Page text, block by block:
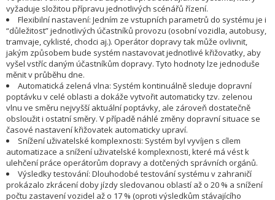
vyžaduje složitou přípravu jednotlivých scénářů řízení.
Flexibilní nastavení: Jedním ze vstupních parametrů do systému je i
“důležitost” jednotlivých účastníků provozu (osobní vozidla, autobusy,
tramvaje, cyklisté, chodci aj.). Operátor dopravy tak může ovlivnit,
jakým způsobem bude systém nastavovat jednotlivé křižovatky, aby
vyšel vstříc daným účastníkům dopravy. Tyto hodnoty lze jednoduše
měnit v průběhu dne.
Automatická zelená vlna: Systém kontinuálně sleduje dopravní
poptávku v celé oblasti a dokáže vytvořit automaticky tzv. zelenou
vlnu ve směru nejvyšší aktuální poptávky, ale zároveň dostatečně
obsloužit i ostatní směry. V případě náhlé změny dopravní situace se
časové nastavení křižovatek automaticky upraví.
Snížení uživatelské komplexnosti: Systém byl vyvíjen s cílem
automatizace a snížení uživatelské komplexnosti, které má vést k
ulehčení práce operátorům dopravy a dotčených správních orgánů.
Výsledky testování: Dlouhodobé testování systému v zahraničí
prokázalo zkrácení doby jízdy sledovanou oblastí až o 20 % a snížení
počtu zastavení vozidel až o 17 % (oproti výsledkům stávajícího